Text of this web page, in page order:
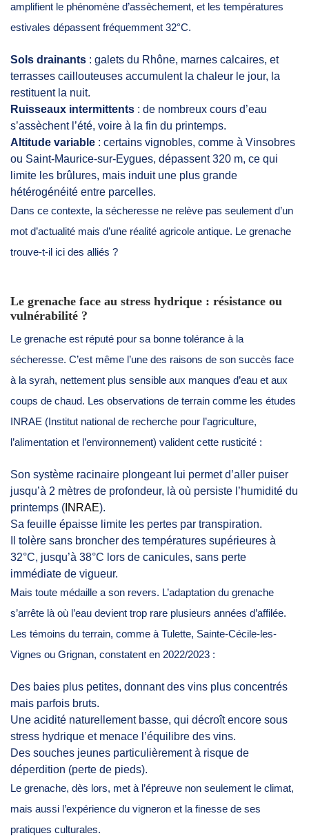
amplifient le phénomène d’assèchement, et les températures
estivales dépassent fréquemment 32°C.
Sols drainants : galets du Rhône, marnes calcaires, et
terrasses caillouteuses accumulent la chaleur le jour, la
restituent la nuit.
Ruisseaux intermittents : de nombreux cours d’eau
s’assèchent l’été, voire à la fin du printemps.
Altitude variable : certains vignobles, comme à Vinsobres
ou Saint-Maurice-sur-Eygues, dépassent 320 m, ce qui
limite les brûlures, mais induit une plus grande
hétérogénéité entre parcelles.
Dans ce contexte, la sécheresse ne relève pas seulement d’un
mot d’actualité mais d’une réalité agricole antique. Le grenache
trouve-t-il ici des alliés ?
Le grenache face au stress hydrique : résistance ou
vulnérabilité ?
Le grenache est réputé pour sa bonne tolérance à la
sécheresse. C’est même l’une des raisons de son succès face
à la syrah, nettement plus sensible aux manques d’eau et aux
coups de chaud. Les observations de terrain comme les études
INRAE (Institut national de recherche pour l’agriculture,
l’alimentation et l’environnement) valident cette rusticité :
Son système racinaire plongeant lui permet d’aller puiser
jusqu’à 2 mètres de profondeur, là où persiste l’humidité du
printemps ( INRAE).
Sa feuille épaisse limite les pertes par transpiration.
Il tolère sans broncher des températures supérieures à
32°C, jusqu’à 38°C lors de canicules, sans perte
immédiate de vigueur.
Mais toute médaille a son revers. L’adaptation du grenache
s’arrête là où l’eau devient trop rare plusieurs années d’affilée.
Les témoins du terrain, comme à Tulette, Sainte-Cécile-les-
Vignes ou Grignan, constatent en 2022/2023 :
Des baies plus petites, donnant des vins plus concentrés
mais parfois bruts.
Une acidité naturellement basse, qui décroît encore sous
stress hydrique et menace l’équilibre des vins.
Des souches jeunes particulièrement à risque de
déperdition (perte de pieds).
Le grenache, dès lors, met à l’épreuve non seulement le climat,
mais aussi l’expérience du vigneron et la finesse de ses
pratiques culturales.